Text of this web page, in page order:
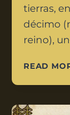
tierras,
décimo
reino),
READ